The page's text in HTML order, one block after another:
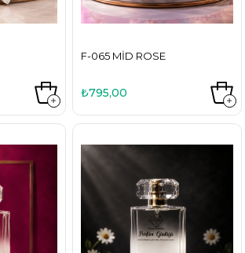
F-065 MID ROSE
₺795,00